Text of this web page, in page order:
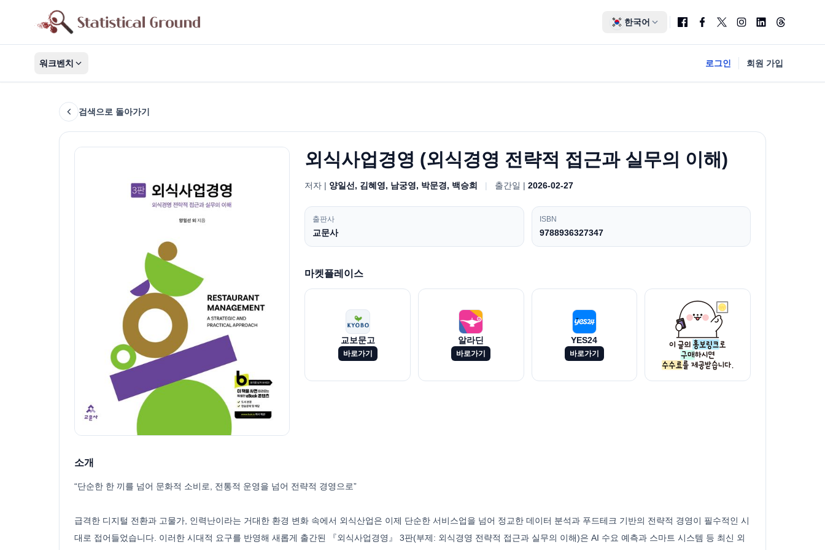
한국어
워크벤치 로그인 회원 가입
검색으로 돌아가기
외식사업경영 (외식경영 전략적 접근과 실무의 이해)
저자 | 양일선, 김혜영, 남궁영, 박문경, 백승희 | 출간일 |2026-02-27
출판사
교문사
ISBN
9788936327347
마켓플레이스
교보문고
바로가기
알라딘
바로가기
YES24
바로가기
소개
“단순한 한 끼를 넘어 문화적 소비로, 전통적 운영을 넘어 전략적 경영으로”
급격한 디지털 전환과 고물가, 인력난이라는 거대한 환경 변화 속에서 외식산업은 이제 단순한 서비스업을 넘어 정교한 데이터 분석과 푸드테크 기반의 전략적 경영이 필수적인 시
대로 접어들었습니다. 이러한 시대적 요구를 반영해 새롭게 출간된 『외식사업경영』 3판(부제: 외식경영 전략적 접근과 실무의 이해)은 AI 수요 예측과 스마트 시스템 등 최신 외